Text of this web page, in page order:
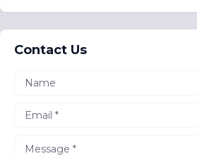
Contact Us